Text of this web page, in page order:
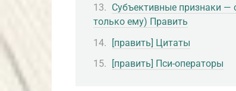
Субъективные признаки —
только ему) Править
[править] Цитаты
[править] Пси-операторы